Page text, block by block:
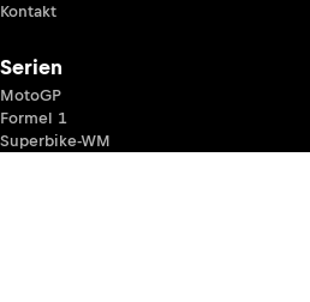
Kontakt
Serien
MotoGP
Formel 1
Superbike-WM